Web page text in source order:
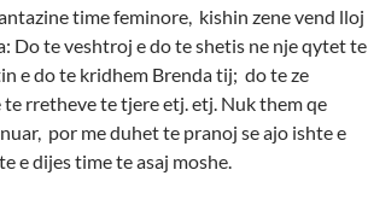
time feminore, kishin zene vend lloj
Do te veshtroj e do te shetis ne nje qytet te
e do te kridhem Brenda tij; do te ze
rretheve te tjere etj. etj. Nuk them qe
por me duhet te pranoj se ajo ishte e
e dijes time te asaj moshe.